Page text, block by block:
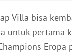
Villa bisa
untuk pertama
Eropa